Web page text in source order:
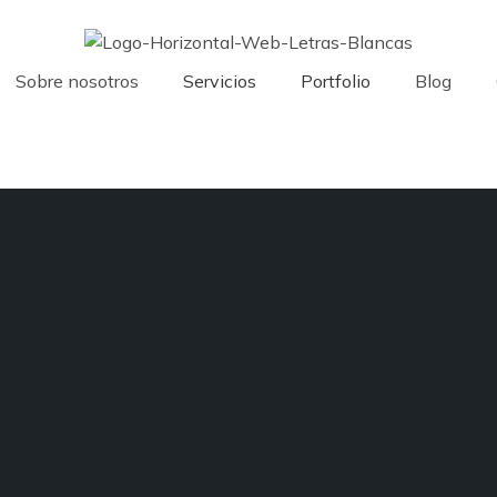
Sobre nosotros Servicios Portfolio Blog